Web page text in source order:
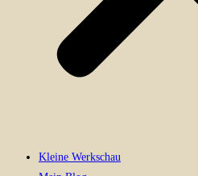
Kleine Werkschau